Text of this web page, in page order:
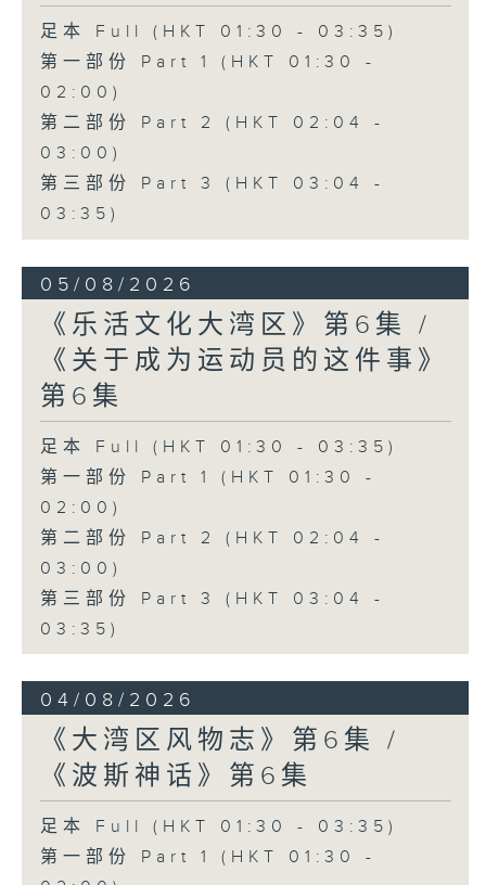
足本 Full (HKT 01:30 - 03:35)
第一部份 Part 1 (HKT 01:30 -
02:00)
第二部份 Part 2 (HKT 02:04 -
03:00)
第三部份 Part 3 (HKT 03:04 -
03:35)
05/08/2026
《乐活文化大湾区》第6集 /
《关于成为运动员的这件事》
第6集
足本 Full (HKT 01:30 - 03:35)
第一部份 Part 1 (HKT 01:30 -
02:00)
第二部份 Part 2 (HKT 02:04 -
03:00)
第三部份 Part 3 (HKT 03:04 -
03:35)
04/08/2026
《大湾区风物志》第6集 /
《波斯神话》第6集
足本 Full (HKT 01:30 - 03:35)
第一部份 Part 1 (HKT 01:30 -